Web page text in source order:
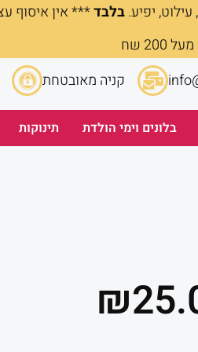
יפיע.בלבד*** אין איסוף
שח
קניה מאובטחת
בלונים וימי הולדת תינוקות
₪